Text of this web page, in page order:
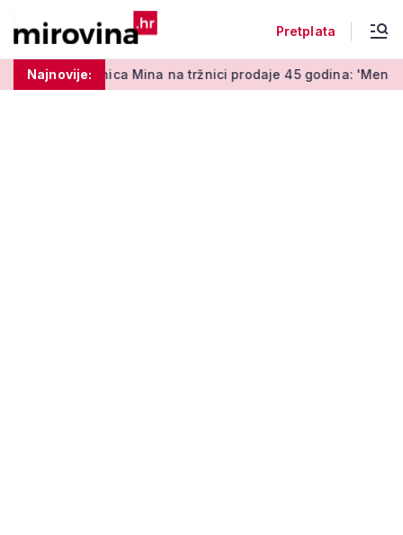
Pretplata
Najnovije:
Mina na tržnici prodaje 45 godina: 'Meni je ovo zabava i